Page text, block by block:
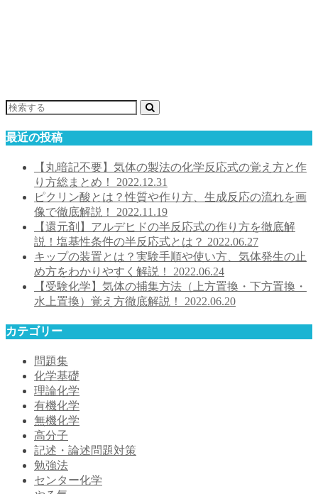
最近の投稿
【丸暗記不要】気体の製法の化学反応式の覚え方と作
り方総まとめ！ 2022.12.31
ピクリン酸とは？性質や作り方、生成反応の流れを画
像で徹底解説！ 2022.11.19
【還元剤】アルデヒドの半反応式の作り方を徹底解
説！塩基性条件の半反応式とは？ 2022.06.27
キップの装置とは？実験手順や使い方、気体発生の止
め方をわかりやすく解説！ 2022.06.24
【受験化学】気体の捕集方法（上方置換・下方置換・
水上置換）覚え方徹底解説！ 2022.06.20
カテゴリー
問題集
化学基礎
理論化学
有機化学
無機化学
高分子
記述・論述問題対策
勉強法
センター化学